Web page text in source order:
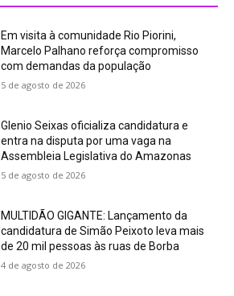
Em visita à comunidade Rio Piorini,
Marcelo Palhano reforça compromisso
com demandas da população
5 de agosto de 2026
Glenio Seixas oficializa candidatura e
entra na disputa por uma vaga na
Assembleia Legislativa do Amazonas
5 de agosto de 2026
MULTIDÃO GIGANTE: Lançamento da
candidatura de Simão Peixoto leva mais
de 20 mil pessoas às ruas de Borba
4 de agosto de 2026